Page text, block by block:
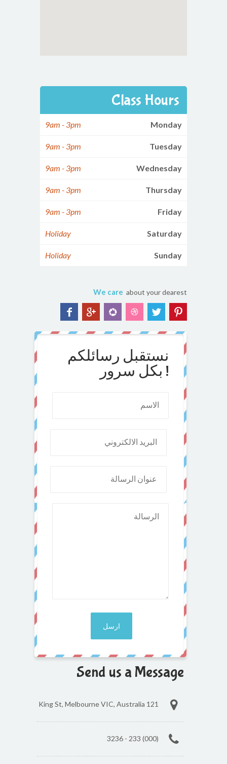
Class Hours
Monday
9am - 3pm
Tuesday
9am - 3pm
Wednesday
9am - 3pm
Thursday
9am - 3pm
Friday
9am - 3pm
Saturday
Holiday
Sunday
Holiday
We care about your dearest
نستقبل رسائلكم
بكل سرور !
Send us a Message
121 King St, Melbourne VIC, Australia
(000) 233 - 3236